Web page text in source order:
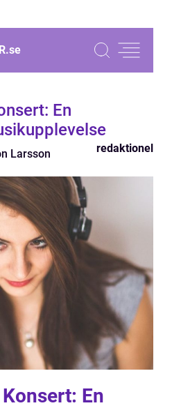
se
En
Larsson redaktionel
En